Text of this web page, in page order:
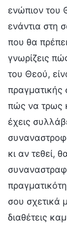
ενώπιον του
ενάντια στη
που θα
γνωρίζεις
του Θεού,
πραγματικής
πώς να τρως
έχεις
κι αν τεθεί,
σου σχετικά
διαθέτεις